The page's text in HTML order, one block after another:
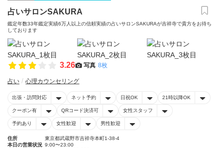
占いサロンSAKURA
鑑定年数33年鑑定実績6万人以上の信頼実績の占いサロンSAKURAが吉祥寺で貴方をお待ち
しております
3.26 写真 8枚
占い 心理カウンセリング
出張・訪問対応 ネット予約 日祝OK 21時以降OK
クーポン有 QRコード決済可 女性スタッフ
予約あり 女性歓迎 男性歓迎
住所
東京都武蔵野市吉祥寺本町1-38-4
本日の営業状況 9:00〜23:00